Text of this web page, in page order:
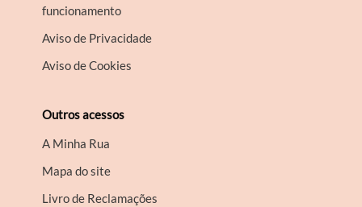
funcionamento
Aviso de Privacidade
Aviso de Cookies
Outros acessos
A Minha Rua
Mapa do site
Livro de Reclamações